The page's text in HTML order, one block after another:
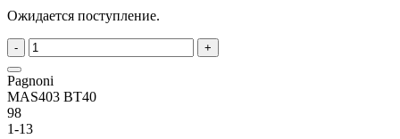
Ожидается поступление.
- +
Pagnoni
MAS403 BT40
98
1-13